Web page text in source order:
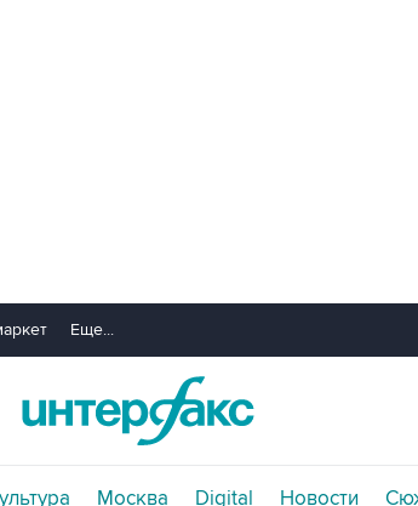
Еще...
Москва Digital Новости